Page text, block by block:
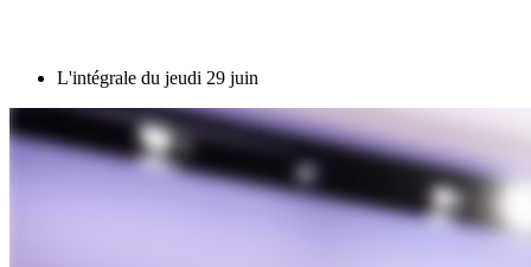
L'intégrale du jeudi 29 juin